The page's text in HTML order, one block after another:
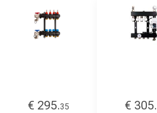
€ 295.35
€ 305.